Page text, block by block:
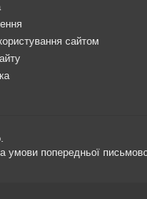
сайтом
умови попередньої